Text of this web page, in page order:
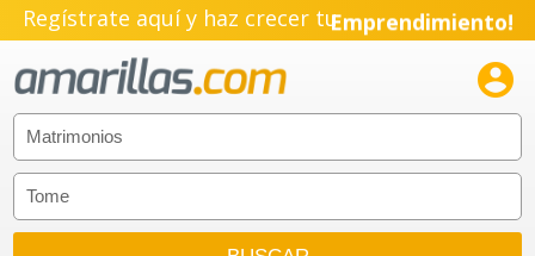
Regístrate aquí y haz crecer tuEmprendimiento!
